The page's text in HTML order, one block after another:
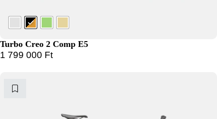
Turbo Creo 2 Comp E5
1 799 000 Ft